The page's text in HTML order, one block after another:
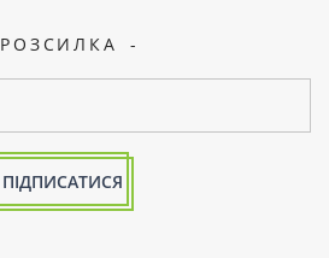
РОЗСИЛКА
ПІДПИСАТИСЯ